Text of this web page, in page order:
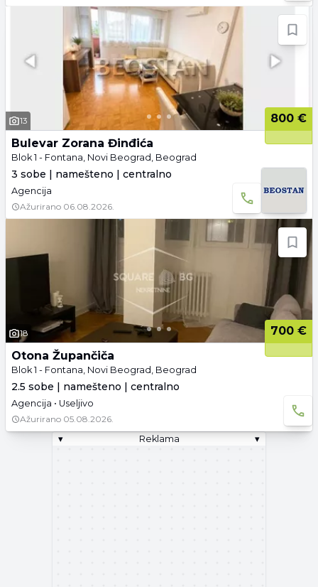
13
800 €
Bulevar Zorana Đinđića
Blok 1 - Fontana, Novi Beograd, Beograd
3 sobe | namešteno | centralno
Agencija
Ažurirano 06.08.2026.
18
700 €
Otona Župančiča
Blok 1 - Fontana, Novi Beograd, Beograd
2.5 sobe | namešteno | centralno
Agencija • Useljivo
Ažurirano 05.08.2026.
▾
Reklama ▾